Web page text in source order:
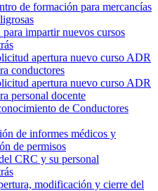
de formación para mercancías
impartir nuevos cursos
apertura nuevo curso ADR
conductores
apertura nuevo curso ADR
personal docente
de Conductores
de informes médicos y
de permisos
CRC y su personal
modificación y cierre del